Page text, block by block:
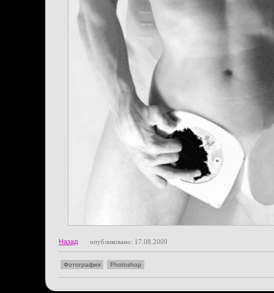
Назад опубликовано: 17.08.2009
Фотография Photoshop